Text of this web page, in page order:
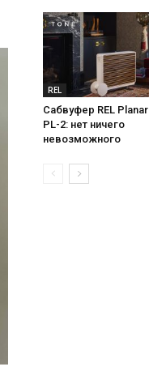
REL
Сабвуфер REL Planar
PL-2: нет ничего
невозможного